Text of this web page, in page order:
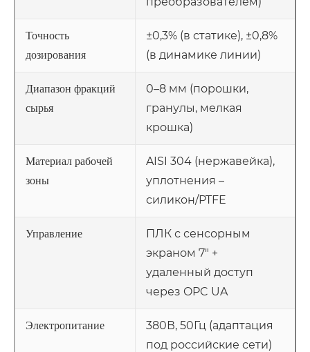
Точность
дозирования
±0,3% (в статике), ±0,8%
(в динамике линии)
Диапазон фракций
сырья
0–8 мм (порошки,
гранулы, мелкая
крошка)
Материал рабочей
зоны
AISI 304 (нержавейка),
уплотнения –
силикон/PTFE
Управление
ПЛК с сенсорным
экраном 7" +
удаленный доступ
через OPC UA
Электропитание
380В, 50Гц (адаптация
под российские сети)